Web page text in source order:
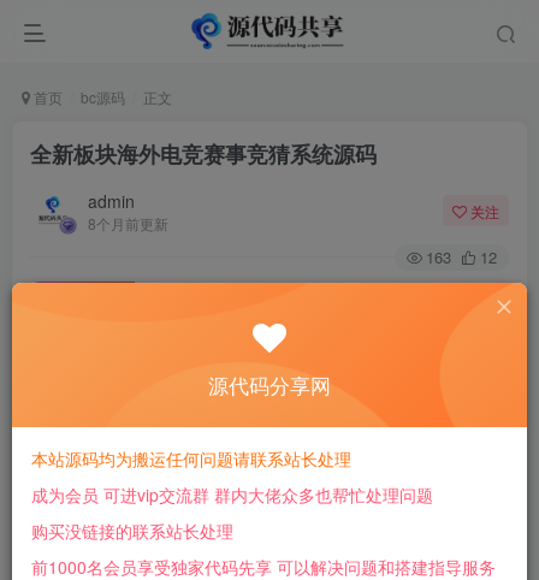
首页 bc源码 正文
全新板块海外电竞赛事竞猜系统源码
admin
8个月前更新
关注
163 12
全新板块海外电竞赛事竞猜系统源码
此内容为付费阅读，请付费后查看
￥25
会员免费 超级会员
源代码分享网
本站源码均为搬运任何问题请联系站长处理
成为会员 可进vip交流群 群内大佬众多也帮忙处理问题
购买没链接的联系站长处理
前1000名会员享受独家代码先享 可以解决问题和搭建指导服务